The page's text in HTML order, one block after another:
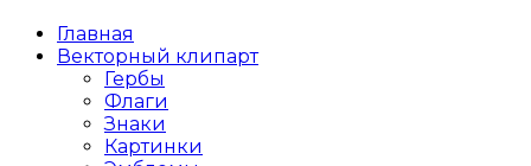
Главная
Векторный клипарт
Гербы
Флаги
Знаки
Картинки